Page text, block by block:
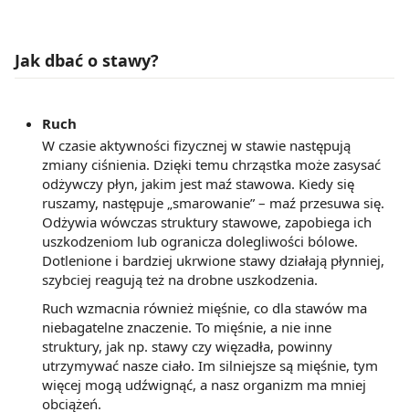
Jak dbać o stawy?
Ruch
W czasie aktywności fizycznej w stawie następują
zmiany ciśnienia. Dzięki temu chrząstka może zasysać
odżywczy płyn, jakim jest maź stawowa. Kiedy się
ruszamy, następuje „smarowanie” – maź przesuwa się.
Odżywia wówczas struktury stawowe, zapobiega ich
uszkodzeniom lub ogranicza dolegliwości bólowe.
Dotlenione i bardziej ukrwione stawy działają płynniej,
szybciej reagują też na drobne uszkodzenia.
Ruch wzmacnia również mięśnie, co dla stawów ma
niebagatelne znaczenie. To mięśnie, a nie inne
struktury, jak np. stawy czy więzadła, powinny
utrzymywać nasze ciało. Im silniejsze są mięśnie, tym
więcej mogą udźwignąć, a nasz organizm ma mniej
obciążeń.